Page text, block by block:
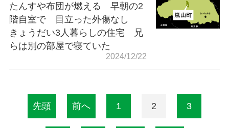
たんすや布団が燃える 早朝の2
階自室で 目立った外傷なし
きょうだい3人暮らしの住宅 兄
らは別の部屋で寝ていた
2024/12/22
先頭 前へ 1 2 3